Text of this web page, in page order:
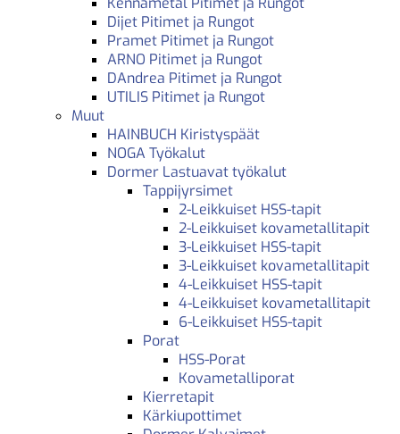
Dijet Pitimet ja Rungot
Pramet Pitimet ja Rungot
ARNO Pitimet ja Rungot
DAndrea Pitimet ja Rungot
UTILIS Pitimet ja Rungot
Muut
HAINBUCH Kiristyspäät
NOGA Työkalut
Dormer Lastuavat työkalut
Tappijyrsimet
2-Leikkuiset HSS-tapit
2-Leikkuiset kovametallitapit
3-Leikkuiset HSS-tapit
3-Leikkuiset kovametallitapit
4-Leikkuiset HSS-tapit
4-Leikkuiset kovametallitapit
6-Leikkuiset HSS-tapit
Porat
HSS-Porat
Kovametalliporat
Kierretapit
Kärkiupottimet